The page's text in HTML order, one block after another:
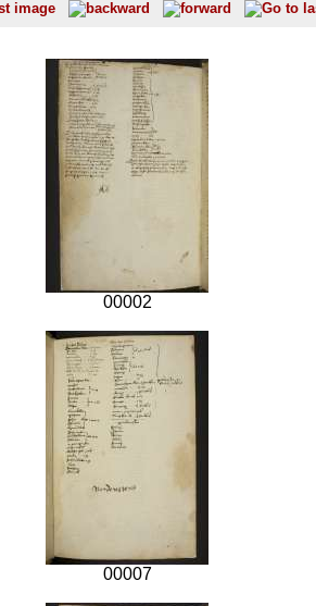
00002
00007